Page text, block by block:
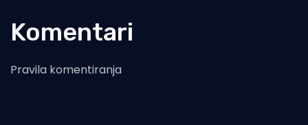
Komentari
Pravila komentiranja